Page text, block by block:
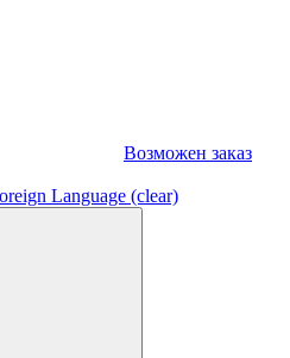
Возможен заказ
Language (clear)